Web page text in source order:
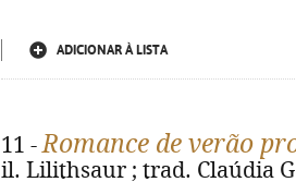
ADICIONAR À LISTA
11 -Romance de verão
il. Lilithsaur ; trad. Claúdia